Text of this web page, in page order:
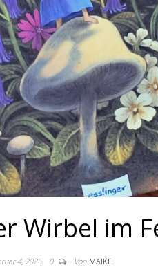
Wirbel im
4, 2025 0 Von MAIKE